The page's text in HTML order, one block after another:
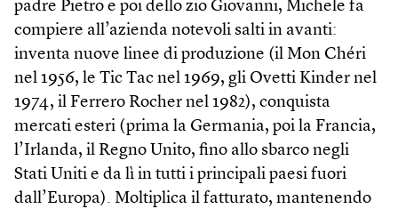
padre Pietro e poi dello zio Giovanni, Michele fa
compiere all’azienda notevoli salti in avanti:
inventa nuove linee di produzione (il Mon Chéri
nel 1956, le Tic Tac nel 1969, gli Ovetti Kinder nel
1974, il Ferrero Rocher nel 1982), conquista
mercati esteri (prima la Germania, poi la Francia,
l’Irlanda, il Regno Unito, fino allo sbarco negli
Stati Uniti e da lì in tutti i principali paesi fuori
dall’Europa). Moltiplica il fatturato, mantenendo